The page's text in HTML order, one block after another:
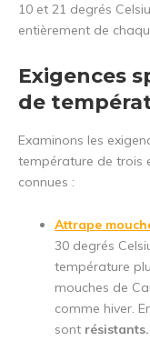
10 et 21 degrés
entièrement de
Exigences
de
Examinons les
température de trois
connues :
Attrape
30 degrés
température
mouches de
comme hiver.
sont résistants.